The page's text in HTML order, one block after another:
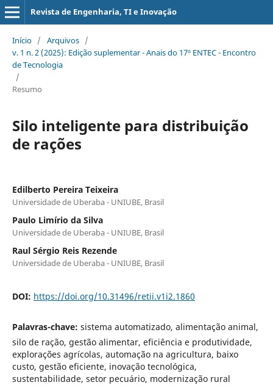
Revista de Engenharia, TI e Inovação
Início / Arquivos /
v. 1 n. 2 (2025): Edição suplementar - Anais do 17º ENTEC - Encontro
de Tecnologia
/
Resumo
Silo inteligente para distribuição
de rações
Edilberto Pereira Teixeira
Universidade de Uberaba - UNIUBE, Brasil
Paulo Limírio da Silva
Universidade de Uberaba - UNIUBE, Brasil
Raul Sérgio Reis Rezende
Universidade de Uberaba - UNIUBE, Brasil
DOI: https://doi.org/10.31496/retii.v1i2.1860
Palavras-chave: sistema automatizado, alimentação animal,
silo de ração, gestão alimentar, eficiência e produtividade,
explorações agrícolas, automação na agricultura, baixo
custo, gestão eficiente, inovação tecnológica,
sustentabilidade, setor pecuário, modernização rural